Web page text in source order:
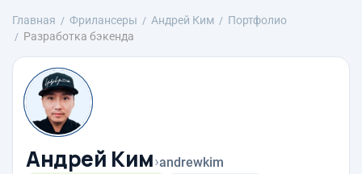
Главная Фрилансеры Андрей Ким
Портфолио
Разработка бэкенда
Андрей Ким›andrewkim